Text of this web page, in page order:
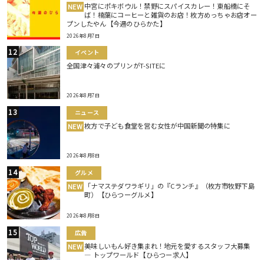
NEW 中宮にポキボウル！禁野にスパイスカレー！東船橋にそ
ば！楠葉にコーヒーと雑貨のお店！枚方めっちゃお店オー
プンしたやん【今週のひらかた】
2026年8月7日
イベント
全国津々浦々のプリンがT-SITEに
2026年8月7日
ニュース
NEW 枚方で子ども食堂を営む女性が中国新聞の特集に
2026年8月8日
グルメ
NEW
「ナマステダワラギリ」の『Cランチ』（枚方市牧野下島
町）【ひらつーグルメ】
2026年8月8日
広告
NEW 美味しいもん好き集まれ！地元を愛するスタッフ大募集
― トップワールド【ひらつー求人】